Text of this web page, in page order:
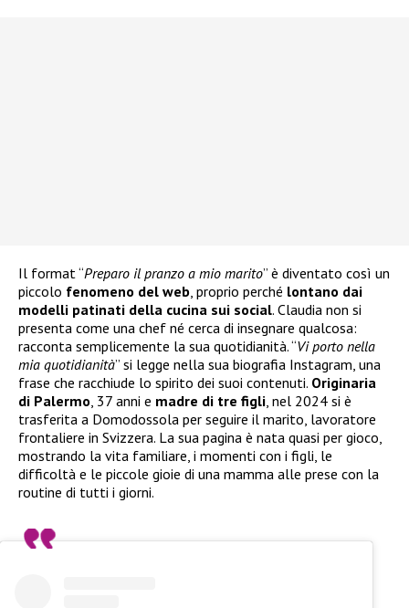
Il format “Preparo il pranzo a mio marito” è diventato così un
piccolo fenomeno del web , proprio perché lontano dai
modelli patinati della cucina sui social. Claudia non si
presenta come una chef né cerca di insegnare qualcosa:
racconta semplicemente la sua quotidianità. “Vi porto nella
mia quotidianità” si legge nella sua biografia Instagram, una
frase che racchiude lo spirito dei suoi contenuti. Originaria
di Palermo , 37 anni e madre di tre figli , nel 2024 si è
trasferita a Domodossola per seguire il marito, lavoratore
frontaliere in Svizzera. La sua pagina è nata quasi per gioco,
mostrando la vita familiare, i momenti con i figli, le
difficoltà e le piccole gioie di una mamma alle prese con la
routine di tutti i giorni.